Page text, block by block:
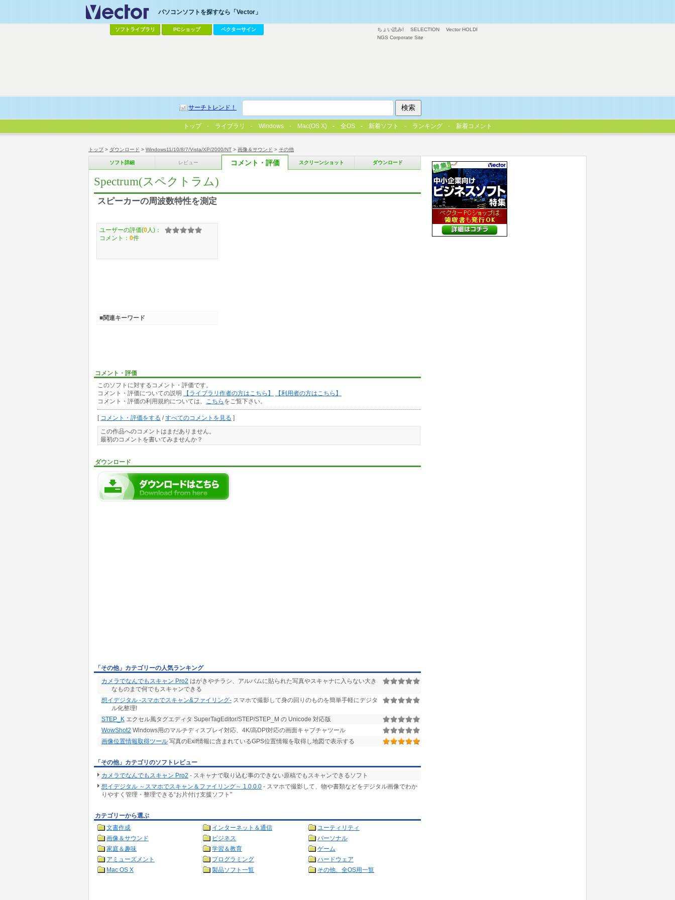
トップ> ダウンロード > Windows11/10/8/7/Vista/XP/2000/NT > 画像＆サウンド > その他
ソフト詳細 レビュー コメント・評価 スクリーンショット ダウンロード
Spectrum(スペクトラム)
スピーカーの周波数特性を測定
コメント・評価
このソフトに対するコメント・評価です。
コメント・評価についての説明
【ライブラリ作者の方はこちら】
【利用者の方はこちら】
コメント・評価の利用規約については、
こちら をご覧下さい。
[ コメント・評価をする /すべてのコメントを見る ]
この作品へのコメントはまだありません。
最初のコメントを書いてみませんか？
ダウンロード
ユーザーの評価(0 人)：
コメント： 0件
■関連キーワード
「その他」カテゴリーの人気ランキング
カメラでなんでもスキャン Pro2 はがきやチラシ、アルバムに貼られた写真やスキャナに入らない大き
なものまで何でもスキャンできる
想イデジタル -スマホでスキャン&ファイリング- スマホで撮影して身の回りのものを簡単手軽にデジタ
ル化整理!
STEP_K エクセル風タグエディタ SuperTagEditor/STEP/STEP_M の Unicode 対応版
WowShot2 Windows用のマルチディスプレイ対応、4K/高DPI対応の画面キャプチャツール
画像位置情報取得ツール 写真のExif情報に含まれているGPS位置情報を取得し地図で表示する
「その他」カテゴリのソフトレビュー
カメラでなんでもスキャン Pro2 - スキャナで取り込む事のできない原稿でもスキャンできるソフト
想イデジタル ～スマホでスキャン＆ファイリング～ 1.0.0.0 - スマホで撮影して、物や書類などをデジタル画像でわか
りやすく管理・整理できる“お片付け支援ソフト”
カテゴリーから選ぶ
文書作成
インターネット＆通信
ユーティリティ
画像＆サウンド
ビジネス
パーソナル
家庭＆趣味
学習＆教育
ゲーム
アミューズメント
プログラミング
ハードウェア
Mac OS X
製品ソフト一覧 その他、全OS用一覧
ちょい読み! SELECTION
Vector HOLDI
NGS Corporate Site
パソコンソフトを探すなら「Vector」
ソフトライブラリ PCショップ ベクターサイン
サーチトレンド！
トップ ライブラリ Windows Mac(OS X) 全OS 新着ソフト ランキング 新着コメント